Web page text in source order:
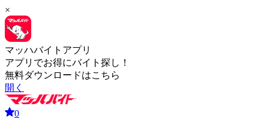
×
マッハバイトアプリ
アプリでお得にバイト探し！
無料ダウンロードはこちら
開く
0